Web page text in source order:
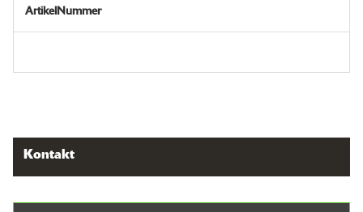
Kontakt